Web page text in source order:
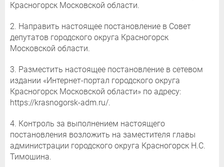
Красногорск Московской области.
2. Направить настоящее постановление в Совет
депутатов городского округа Красногорск
Московской области.
3. Разместить настоящее постановление в сетевом
издании «Интернет-портал городского округа
Красногорск Московской области» по адресу:
https://krasnogorsk-adm.ru/.
4. Контроль за выполнением настоящего
постановления возложить на заместителя главы
администрации городского округа Красногорск Н.С.
Тимошина.